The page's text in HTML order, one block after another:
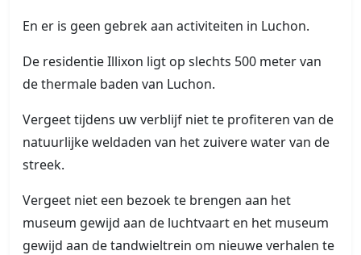
En er is geen gebrek aan activiteiten in Luchon.
De residentie Illixon ligt op slechts 500 meter van
de thermale baden van Luchon.
Vergeet tijdens uw verblijf niet te profiteren van de
natuurlijke weldaden van het zuivere water van de
streek.
Vergeet niet een bezoek te brengen aan het
museum gewijd aan de luchtvaart en het museum
gewijd aan de tandwieltrein om nieuwe verhalen te